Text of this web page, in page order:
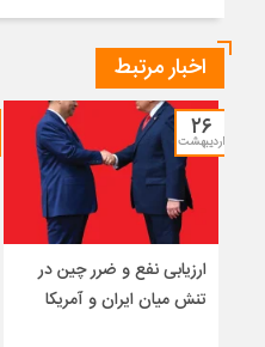
اخبار مرتبط
۲۶
اردیبهشت
ارزیابی نفع و ضرر چین در
تنش میان ایران و آمریکا